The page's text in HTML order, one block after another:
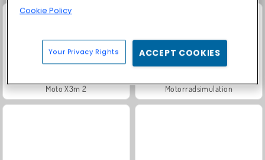
Moto X3m 2 Motorradsimulation
Cookie Policy
Your Privacy Rights ACCEPT COOKIES